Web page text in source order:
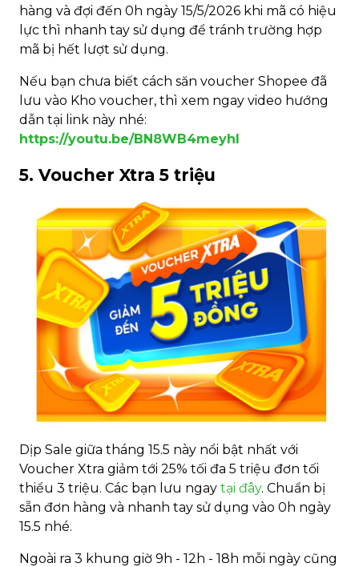
hàng và đợi đến 0h ngày 15/5/2026 khi mã có hiệu
lực thì nhanh tay sử dụng để tránh trường hợp
mã bị hết lượt sử dụng.
Nếu bạn chưa biết cách săn voucher Shopee đã
lưu vào Kho voucher, thì xem ngay video hướng
dẫn tại link này nhé:
https://youtu.be/BN8WB4meyhI
5. Voucher Xtra 5 triệu
Dịp Sale giữa tháng 15.5 này nổi bật nhất với
Voucher Xtra giảm tới 25% tối đa 5 triệu đơn tối
thiểu 3 triệu. Các bạn lưu ngay tại đây. Chuẩn bị
sẵn đơn hàng và nhanh tay sử dụng vào 0h ngày
15.5 nhé.
Ngoài ra 3 khung giờ 9h - 12h - 18h mỗi ngày cũng